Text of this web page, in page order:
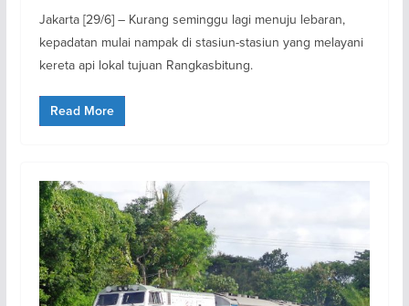
Jakarta [29/6] – Kurang seminggu lagi menuju lebaran,
kepadatan mulai nampak di stasiun-stasiun yang melayani
kereta api lokal tujuan Rangkasbitung.
Read More